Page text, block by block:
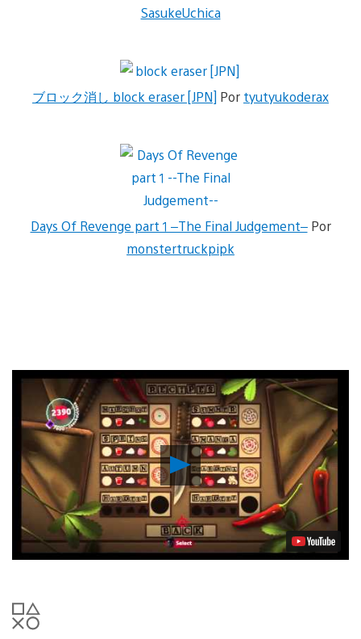
SasukeUchica
ブロック消し block eraser [JPN] Por tyutyukoderax
Days Of Revenge part 1 –The Final Judgement–Por
monstertruckpipk
Reproduzir
Vídeo